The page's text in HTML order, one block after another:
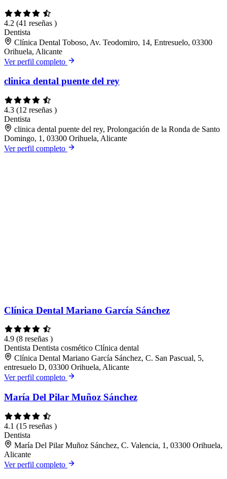
4.2 (41 reseñas )
Dentista
Clínica Dental Toboso, Av. Teodomiro, 14, Entresuelo, 03300
Orihuela, Alicante
Ver perfil completo
clinica dental puente del rey
4.3 (12 reseñas )
Dentista
clinica dental puente del rey, Prolongación de la Ronda de Santo
Domingo, 1, 03300 Orihuela, Alicante
Ver perfil completo
Clínica Dental Mariano García Sánchez
4.9 (8 reseñas )
Dentista Dentista cosmético Clínica dental
Clínica Dental Mariano García Sánchez, C. San Pascual, 5,
entresuelo D, 03300 Orihuela, Alicante
Ver perfil completo
María Del Pilar Muñoz Sánchez
4.1 (15 reseñas )
Dentista
María Del Pilar Muñoz Sánchez, C. Valencia, 1, 03300 Orihuela,
Alicante
Ver perfil completo